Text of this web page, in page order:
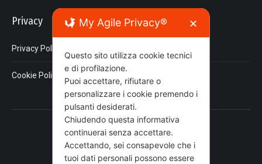
opens
new
page
opens
new
window
Privacy
Privacy Policy
Cookie Policy
My Agile Privacy® ✕
Questo sito utilizza cookie tecnici
e di profilazione.
Puoi accettare, rifiutare o
personalizzare i cookie premendo i
pulsanti desiderati.
Chiudendo questa informativa
continuerai senza accettare.
Accettando, sei consapevole che i
tuoi dati personali possono essere